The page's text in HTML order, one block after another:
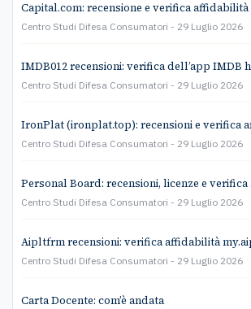
Capital.com: recensione e verifica
Centro Studi Difesa Consumatori 29 Luglio 2026
IMDB012 recensioni: verifica dell’app IMDB
Centro Studi Difesa Consumatori 29 Luglio 2026
IronPlat (ironplat.top): recensioni e verifica
Centro Studi Difesa Consumatori 29 Luglio 2026
Personal Board: recensioni, licenze e
Centro Studi Difesa Consumatori 29 Luglio 2026
Aipltfrm recensioni: verifica affidabilità
Centro Studi Difesa Consumatori 29 Luglio 2026
Carta Docente: com’è andata